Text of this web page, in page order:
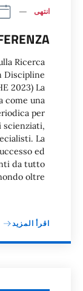
انتهى
Ricerca
Discipline
2023) La
come una
per
scienziati,
La
ed
da tutto
oltre […]
اقرأ المزيد